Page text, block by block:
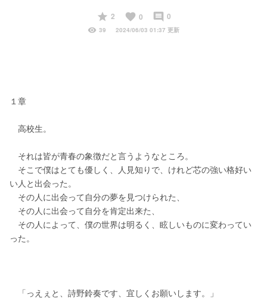
start
2 favorite 0 insert_comment 0
visibility 39 2024/06/03 01:37 更新
１章
高校生。
それは皆が青春の象徴だと言うようなところ。
そこで僕はとても優しく、人見知りで、けれど芯の強い格好い
い人と出会った。
その人に出会って自分の夢を見つけられた、
その人に出会って自分を肯定出来た、
その人によって、僕の世界は明るく、眩しいものに変わってい
った。
「っえぇと、詩野鈴奏です、宜しくお願いします。」